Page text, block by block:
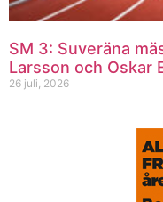
SM 3: Suveräna
Larsson och Oskar
26 juli, 2026